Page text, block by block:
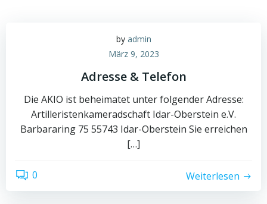
by admin
März 9, 2023
Adresse & Telefon
Die AKIO ist beheimatet unter folgender Adresse:
Artilleristenkameradschaft Idar-Oberstein e.V.
Barbararing 75 55743 Idar-Oberstein Sie erreichen
[…]
0 Weiterlesen